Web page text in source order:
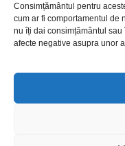
Consimțământul pentru
cum ar fi comportamentul de
nu îți dai consimțământul
afecte negative asupra unor
Politica de
Politică cookie-